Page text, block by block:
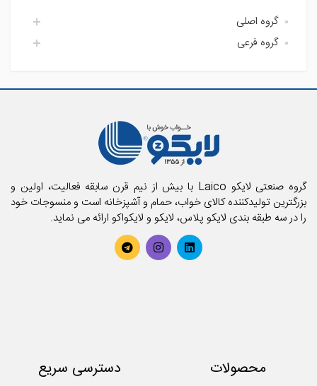
گروه اصلی
اتاق خواب لایکو
حمام لایکو
گروه فرعی
بالش و رویه بالش
تشک فنری و محافظ تشک
تشک میهمان و سفری
حوله استخری
حوله تن پوش بزرگسال
حوله تن پوش کودک
کوسن
گروه صنعتی لایکو Laico با بیش از نیم قرن سابقه فعالیت، اولین و
بزرگترین تولیدکننده کالای خواب، حمام و آشپزخانه است و منسوجات خود
را در سه طبقه بندی لایکو پلاس، لایکو و لایکواکو ارائه می نماید.
محصولات دسترسی سریع